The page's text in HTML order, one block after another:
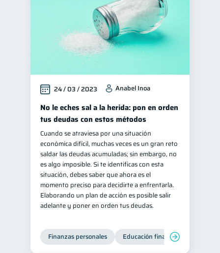
Finanzas para jóvenes 30
Control de deudas 30
Finanzas familiares 25
Inclusión financiera
Bienestar financiero 22
Finanzas para mujeres 20
Seguridad financiera 13
Productos financieros 11
Organización Financiera 10
Deudas 10 Préstamos 8
Ahorro 8 Consejos 6
Tarjeta de crédito 6
Historial crediticio
Servicios
Derechos & Deberes
24 / 03 / 2023 Anabel Inoa
No le eches sal a la herida: pon en orden
tus deudas con estos métodos
Cuando se atraviesa por una situación
económica difícil, muchas veces es un gran reto
saldar las deudas acumuladas; sin embargo, no
es algo imposible. Si te identificas con esta
situación, debes saber que ahora es el
momento preciso para decidirte a enfrentarla.
Elaborando un plan de acción es posible salir
adelante y poner en orden tus deudas.
Finanzas personales Educación financiera